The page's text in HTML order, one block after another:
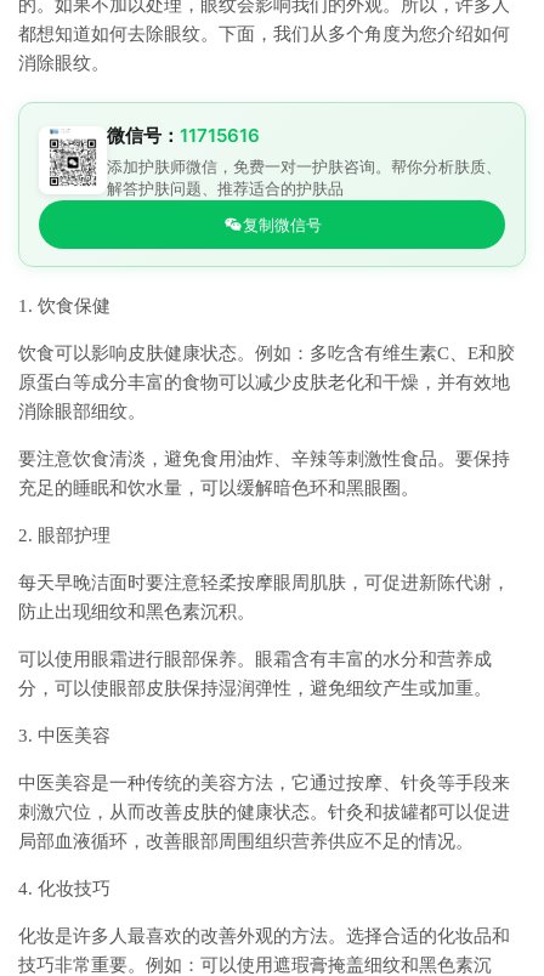
的。如果不加以处理，眼纹会影响我们的外观。所以，许多人
都想知道如何去除眼纹。下面，我们从多个角度为您介绍如何
消除眼纹。
微信号： 11715616
添加护肤师微信，免费一对一护肤咨询。帮你分析肤质、
解答护肤问题、推荐适合的护肤品
复制微信号
1. 饮食保健
饮食可以影响皮肤健康状态。例如：多吃含有维生素C、E和胶
原蛋白等成分丰富的食物可以减少皮肤老化和干燥，并有效地
消除眼部细纹。
要注意饮食清淡，避免食用油炸、辛辣等刺激性食品。要保持
充足的睡眠和饮水量，可以缓解暗色环和黑眼圈。
2. 眼部护理
每天早晚洁面时要注意轻柔按摩眼周肌肤，可促进新陈代谢，
防止出现细纹和黑色素沉积。
可以使用眼霜进行眼部保养。眼霜含有丰富的水分和营养成
分，可以使眼部皮肤保持湿润弹性，避免细纹产生或加重。
3. 中医美容
中医美容是一种传统的美容方法，它通过按摩、针灸等手段来
刺激穴位，从而改善皮肤的健康状态。针灸和拔罐都可以促进
局部血液循环，改善眼部周围组织营养供应不足的情况。
4. 化妆技巧
化妆是许多人最喜欢的改善外观的方法。选择合适的化妆品和
技巧非常重要。例如：可以使用遮瑕膏掩盖细纹和黑色素沉